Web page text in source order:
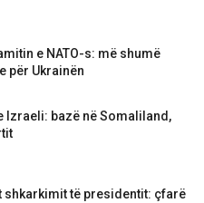
e NATO-s: më shumë
për Ukrainën
Izraeli: bazë në Somaliland,
shkarkimit të presidentit: çfarë